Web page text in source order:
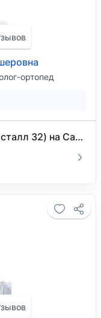
ортопед
Стоматология «Kristall 32» (Кристалл 32) на Сайрамской